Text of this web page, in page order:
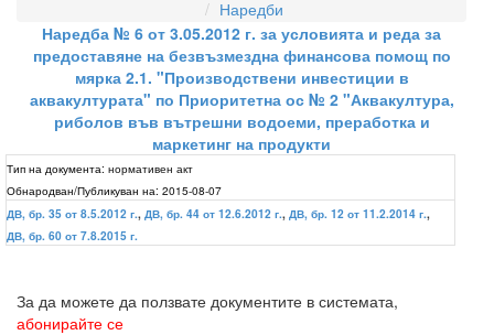
Наредби
Наредба № 6 от 3.05.2012 г. за условията и реда за
предоставяне на безвъзмездна финансова помощ по
мярка 2.1. "Производствени инвестиции в
аквакултурата" по Приоритетна ос № 2 "Аквакултура,
риболов във вътрешни водоеми, преработка и
маркетинг на продукти
Тип на документа: нормативен акт
Обнародван/Публикуван на: 2015-08-07
ДВ, бр. 35 от 8.5.2012 г., ДВ, бр. 44 от 12.6.2012 г., ДВ, бр. 12 от 11.2.2014 г.,
ДВ, бр. 60 от 7.8.2015 г.
За да можете да ползвате документите в системата,
абонирайте се